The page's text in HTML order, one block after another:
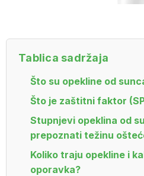
Tablica sadržaja
Što su opekline od
Što je zaštitni faktor
Stupnjevi opeklina od
prepoznati težinu
Koliko traju opekline i
oporavka?